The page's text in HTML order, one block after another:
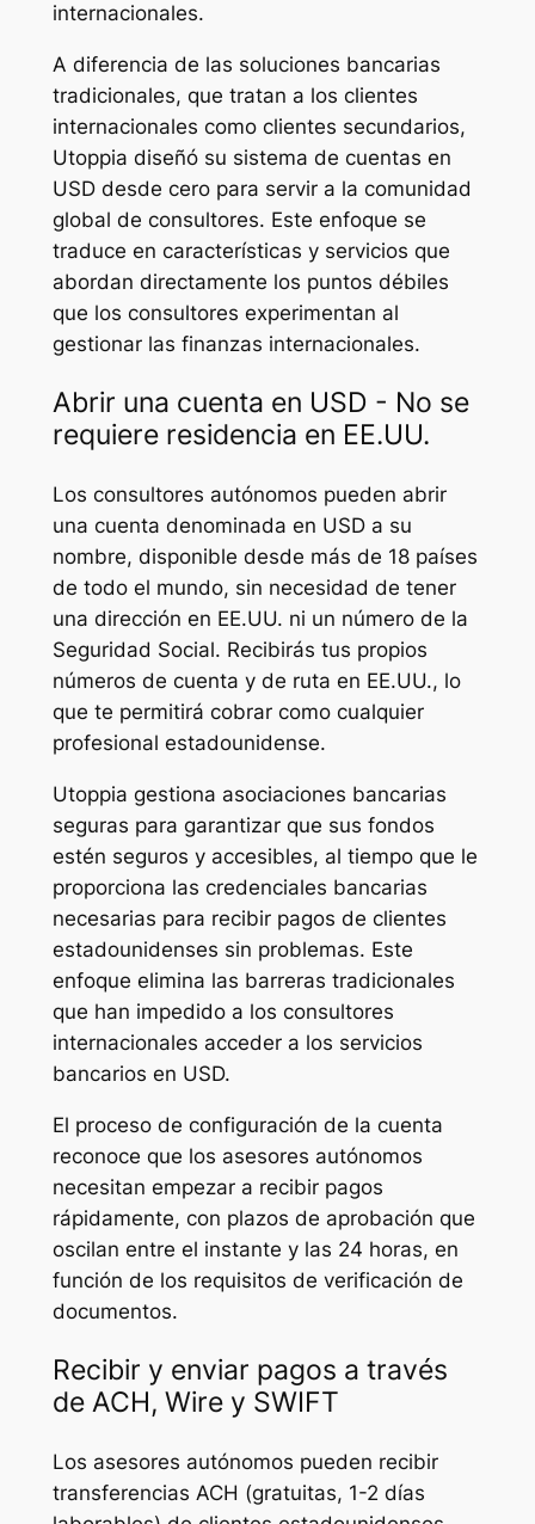
internacionales.
A diferencia de las soluciones bancarias
tradicionales, que tratan a los clientes
internacionales como clientes secundarios,
Utoppia diseñó su sistema de cuentas en
USD desde cero para servir a la comunidad
global de consultores. Este enfoque se
traduce en características y servicios que
abordan directamente los puntos débiles
que los consultores experimentan al
gestionar las finanzas internacionales.
Abrir una cuenta en USD - No se
requiere residencia en EE.UU.
Los consultores autónomos pueden abrir
una cuenta denominada en USD a su
nombre, disponible desde más de 18 países
de todo el mundo, sin necesidad de tener
una dirección en EE.UU. ni un número de la
Seguridad Social. Recibirás tus propios
números de cuenta y de ruta en EE.UU., lo
que te permitirá cobrar como cualquier
profesional estadounidense.
Utoppia gestiona asociaciones bancarias
seguras para garantizar que sus fondos
estén seguros y accesibles, al tiempo que le
proporciona las credenciales bancarias
necesarias para recibir pagos de clientes
estadounidenses sin problemas. Este
enfoque elimina las barreras tradicionales
que han impedido a los consultores
internacionales acceder a los servicios
bancarios en USD.
El proceso de configuración de la cuenta
reconoce que los asesores autónomos
necesitan empezar a recibir pagos
rápidamente, con plazos de aprobación que
oscilan entre el instante y las 24 horas, en
función de los requisitos de verificación de
documentos.
Recibir y enviar pagos a través
de ACH, Wire y SWIFT
Los asesores autónomos pueden recibir
transferencias ACH (gratuitas, 1-2 días